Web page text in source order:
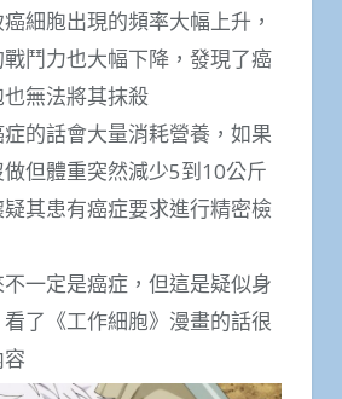
細胞出現的頻率大幅上升，
鬥力也大幅下降，發現了癌
無法將其抹殺
的話會大量消耗營養，如果
但體重突然減少5到10公斤
其患有癌症要求進行精密檢
一定是癌症，但這是疑似身
了《工作細胞》漫畫的話很